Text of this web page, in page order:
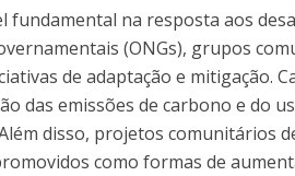
fundamental na resposta aos
(ONGs), grupos
de adaptação e mitigação.
das emissões de carbono e do
disso, projetos comunitários
como formas de